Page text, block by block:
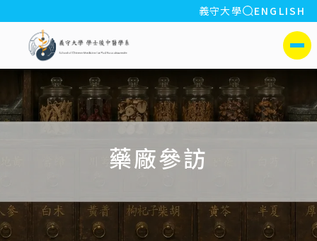
:::
義守大學 全站搜索
ENGLISH
義守大學學士後中醫學系(所)
側選單
藥廠參訪